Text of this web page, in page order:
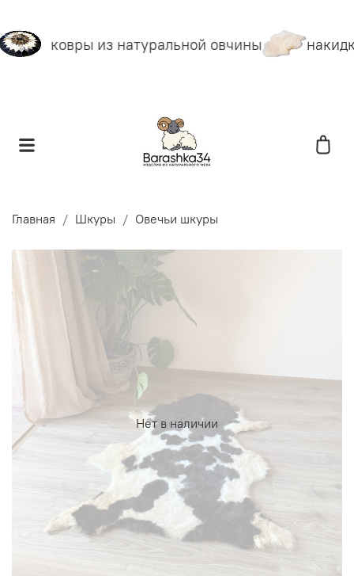
ковры из натуральной овчины
Главная Шкуры Овечьи шкуры
Нет в наличии